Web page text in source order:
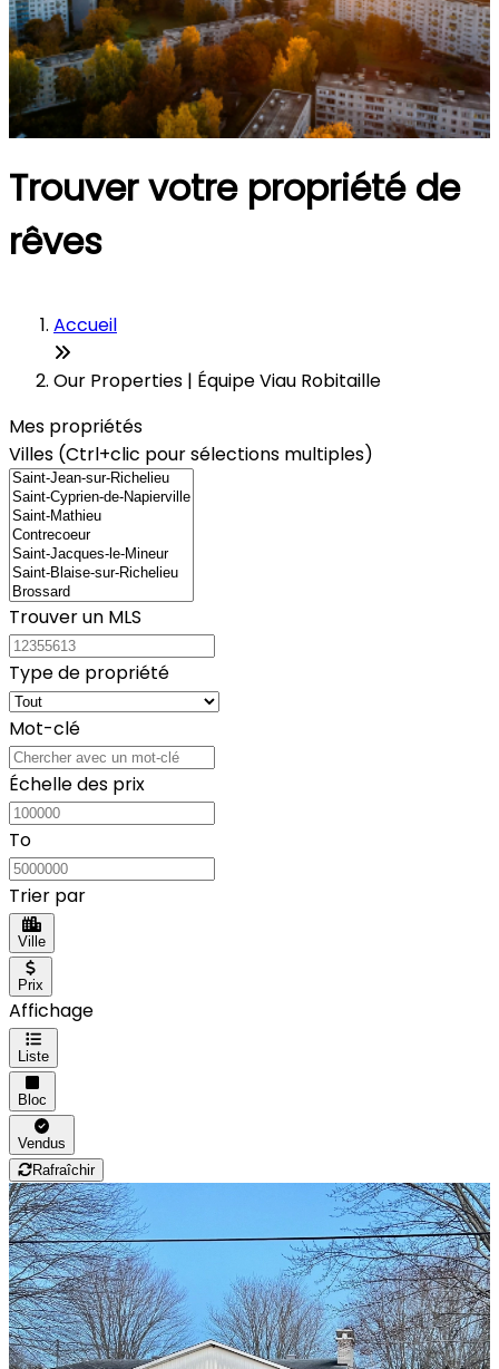
Trouver votre propriété de
rêves
Accueil
Our Properties | Équipe Viau Robitaille
Mes propriétés
Villes (Ctrl+clic pour sélections multiples)
Trouver un MLS
Type de propriété
Mot-clé
Échelle des prix
To
Trier par
Ville
Prix
Affichage
Liste
Bloc
Vendus
Rafraîchir